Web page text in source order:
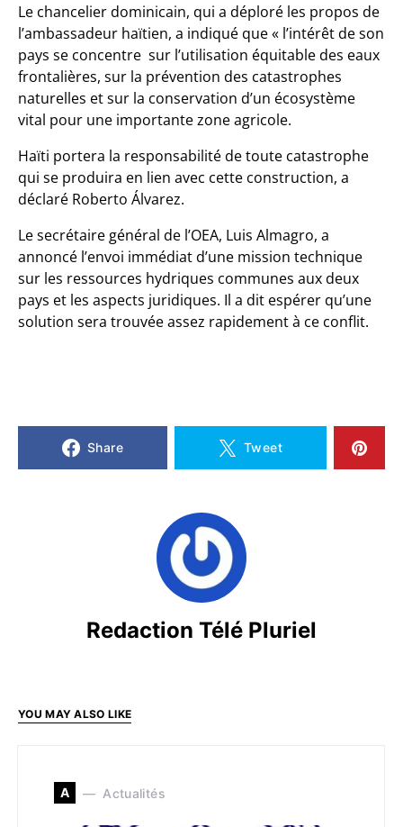
Le chancelier dominicain, qui a déploré les propos de
l’ambassadeur haïtien, a indiqué que « l’intérêt de son
pays se concentre sur l’utilisation équitable des eaux
frontalières, sur la prévention des catastrophes
naturelles et sur la conservation d’un écosystème
vital pour une importante zone agricole.
Haïti portera la responsabilité de toute catastrophe
qui se produira en lien avec cette construction, a
déclaré Roberto Álvarez.
Le secrétaire général de l’OEA, Luis Almagro, a
annoncé l’envoi immédiat d’une mission technique
sur les ressources hydriques communes aux deux
pays et les aspects juridiques. Il a dit espérer qu’une
solution sera trouvée assez rapidement à ce conflit.
Share Tweet
Redaction Télé Pluriel
YOU MAY ALSO LIKE
A Actualités